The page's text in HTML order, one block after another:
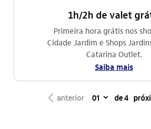
1h/2h de valet
Primeira hora grátis nos
Cidade Jardim e Shops
Catarina Outlet.
Saiba mais
seta_esquerda anterior de 4